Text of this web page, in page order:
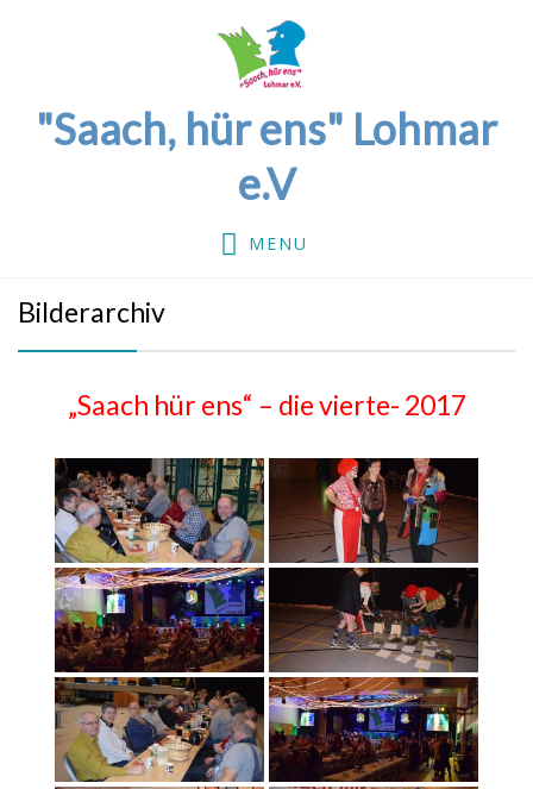
"Saach, hür ens" Lohmar
e.V
MENU
Bilderarchiv
„Saach hür ens“ – die vierte- 2017